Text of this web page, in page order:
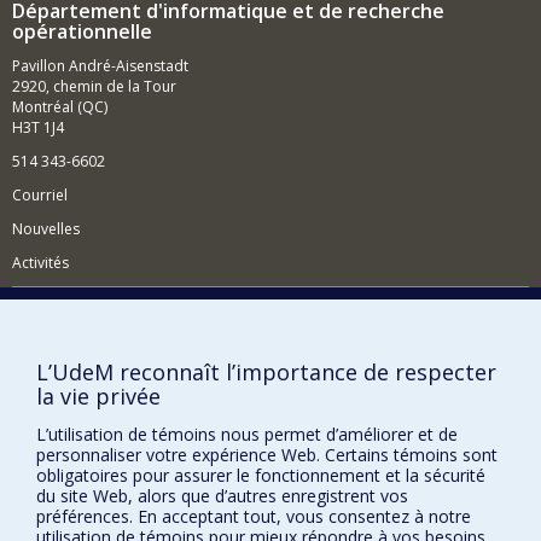
être intégrées en temps réel dans les routes courantes
des véhicules.
Département d'informatique et de recherche
opérationnelle
Pavillon André-Aisenstadt
2920, chemin de la Tour
Montréal (QC)
H3T 1J4
514 343-6602
Courriel
Nouvelles
Activités
Comment soutenir le Département?
Plan du site
Signaler une erreur
Accessibilité
FACULTÉ DES ARTS ET DES SCIENCES
L’UdeM reconnaît l’importance de respecter
la vie privée
L’utilisation de témoins nous permet d’améliorer et de
personnaliser votre expérience Web. Certains témoins sont
obligatoires pour assurer le fonctionnement et la sécurité
du site Web, alors que d’autres enregistrent vos
préférences. En acceptant tout, vous consentez à notre
utilisation de témoins pour mieux répondre à vos besoins.